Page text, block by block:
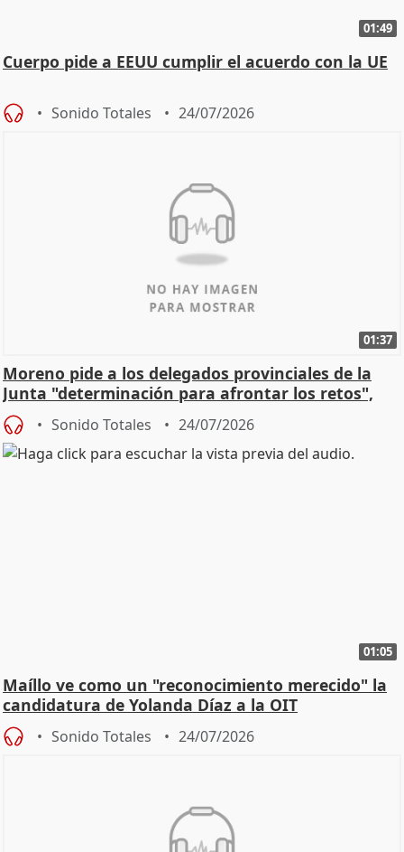
01:49
Cuerpo pide a EEUU cumplir el acuerdo con la UE
Sonido Totales 24/07/2026
01:37
Moreno pide a los delegados provinciales de la
Junta "determinación para afrontar los retos",
diálog
Sonido Totales 24/07/2026
01:05
Maíllo ve como un "reconocimiento merecido" la
candidatura de Yolanda Díaz a la OIT
Sonido Totales 24/07/2026